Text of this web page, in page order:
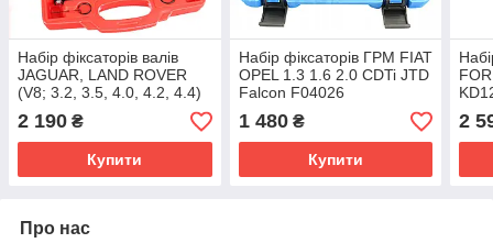
Набір фіксаторів валів
JAGUAR, LAND ROVER
(V8; 3.2, 3.5, 4.0, 4.2, 4.4)
F152
2 190 ₴
Купити
Набір фіксаторів ГРМ FIAT
OPEL 1.3 1.6 2.0 CDTi JTD
Falcon F04026
1 480₴
Купити
2
Про нас